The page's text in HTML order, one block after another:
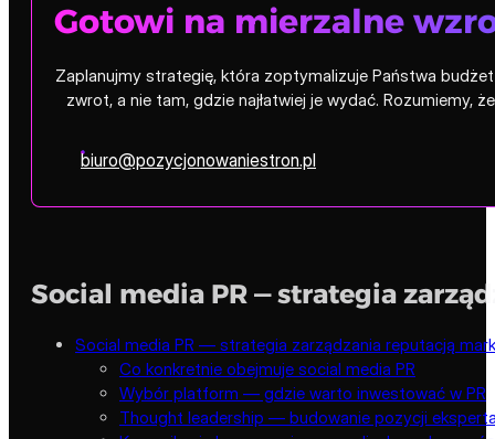
Gotowi na mierzalne
Zaplanujmy strategię, która zoptymalizuje Państwa
zwrot, a nie tam, gdzie najłatwiej je wydać.
biuro@pozycjonowaniestron.pl
Social media PR — strategia
Social media PR — strategia zarządzania reputacją
Co konkretnie obejmuje social media PR
Wybór platform — gdzie warto inwestować w PR
Thought leadership — budowanie pozycji